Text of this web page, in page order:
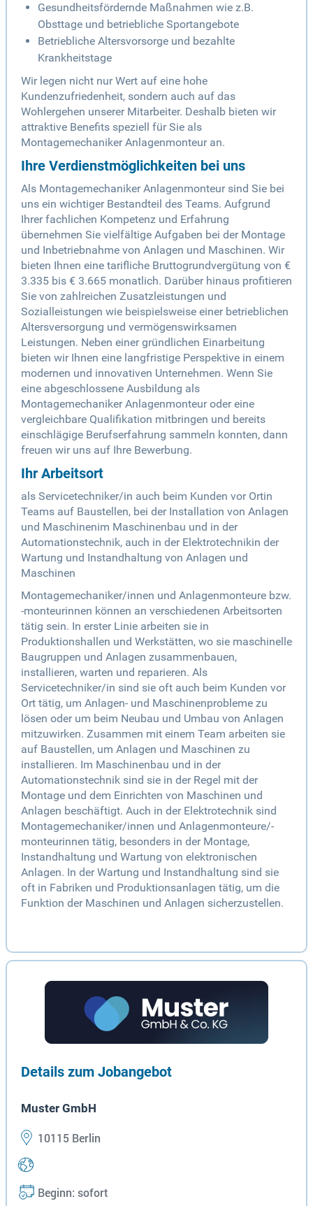
Gesundheitsfördernde Maßnahmen wie z.B.
Obsttage und betriebliche Sportangebote
Betriebliche Altersvorsorge und bezahlte
Krankheitstage
Wir legen nicht nur Wert auf eine hohe
Kundenzufriedenheit, sondern auch auf das
Wohlergehen unserer Mitarbeiter. Deshalb bieten wir
attraktive Benefits speziell für Sie als
Montagemechaniker Anlagenmonteur an.
Ihre Verdienstmöglichkeiten bei uns
Als Montagemechaniker Anlagenmonteur sind Sie bei
uns ein wichtiger Bestandteil des Teams. Aufgrund
Ihrer fachlichen Kompetenz und Erfahrung
übernehmen Sie vielfältige Aufgaben bei der Montage
und Inbetriebnahme von Anlagen und Maschinen. Wir
bieten Ihnen eine tarifliche Bruttogrundvergütung von €
3.335 bis € 3.665 monatlich. Darüber hinaus profitieren
Sie von zahlreichen Zusatzleistungen und
Sozialleistungen wie beispielsweise einer betrieblichen
Altersversorgung und vermögenswirksamen
Leistungen. Neben einer gründlichen Einarbeitung
bieten wir Ihnen eine langfristige Perspektive in einem
modernen und innovativen Unternehmen. Wenn Sie
eine abgeschlossene Ausbildung als
Montagemechaniker Anlagenmonteur oder eine
vergleichbare Qualifikation mitbringen und bereits
einschlägige Berufserfahrung sammeln konnten, dann
freuen wir uns auf Ihre Bewerbung.
Ihr Arbeitsort
als Servicetechniker/in auch beim Kunden vor Ortin
Teams auf Baustellen, bei der Installation von Anlagen
und Maschinenim Maschinenbau und in der
Automationstechnik, auch in der Elektrotechnikin der
Wartung und Instandhaltung von Anlagen und
Maschinen
Montagemechaniker/innen und Anlagenmonteure bzw.
-monteurinnen können an verschiedenen Arbeitsorten
tätig sein. In erster Linie arbeiten sie in
Produktionshallen und Werkstätten, wo sie maschinelle
Baugruppen und Anlagen zusammenbauen,
installieren, warten und reparieren. Als
Servicetechniker/in sind sie oft auch beim Kunden vor
Ort tätig, um Anlagen- und Maschinenprobleme zu
lösen oder um beim Neubau und Umbau von Anlagen
mitzuwirken. Zusammen mit einem Team arbeiten sie
auf Baustellen, um Anlagen und Maschinen zu
installieren. Im Maschinenbau und in der
Automationstechnik sind sie in der Regel mit der
Montage und dem Einrichten von Maschinen und
Anlagen beschäftigt. Auch in der Elektrotechnik sind
Montagemechaniker/innen und Anlagenmonteure/-
monteurinnen tätig, besonders in der Montage,
Instandhaltung und Wartung von elektronischen
Anlagen. In der Wartung und Instandhaltung sind sie
oft in Fabriken und Produktionsanlagen tätig, um die
Funktion der Maschinen und Anlagen sicherzustellen.
Details zum Jobangebot
Muster GmbH
10115 Berlin
Beginn: sofort